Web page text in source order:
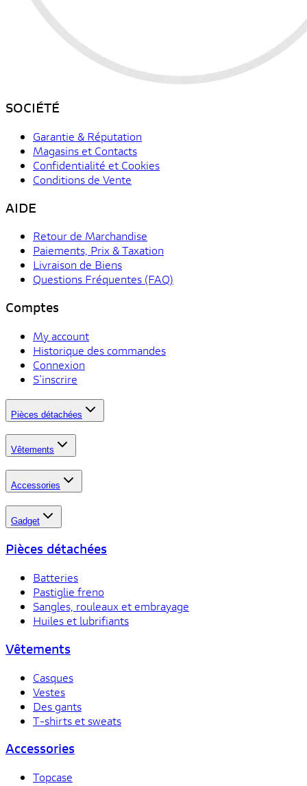
SOCIÉTÉ
Garantie & Réputation
Magasins et Contacts
Confidentialité et Cookies
Conditions de Vente
AIDE
Retour de Marchandise
Paiements, Prix & Taxation
Livraison de Biens
Questions Fréquentes (FAQ)
Comptes
My account
Historique des commandes
Connexion
S'inscrire
Pièces détachées
Vêtements
Accessories
Gadget
Pièces détachées
Batteries
Pastiglie freno
Sangles, rouleaux et embrayage
Huiles et lubrifiants
Vêtements
Casques
Vestes
Des gants
T-shirts et sweats
Accessories
Topcase